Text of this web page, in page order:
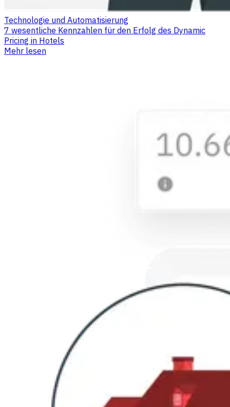
Technologie und Automatisierung
7 wesentliche Kennzahlen für den Erfolg des Dynamic
Pricing in Hotels
Mehr lesen